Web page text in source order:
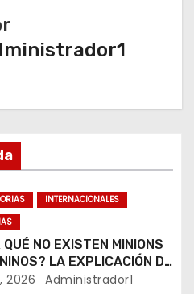
INTERNACIONALES
NO EXISTEN MINIONS
LA EXPLICACIÓN DE
QUE VOLVIÓ A
2026 Administrador1